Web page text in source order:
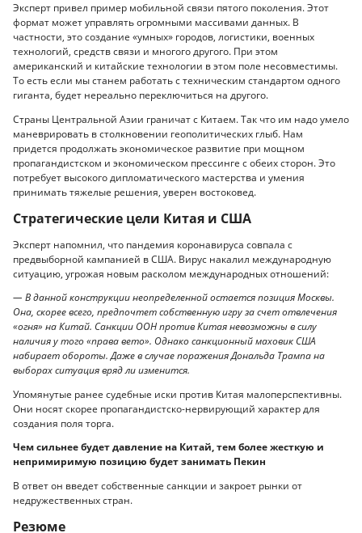
Эксперт привел пример мобильной связи пятого поколения. Этот
формат может управлять огромными массивами данных. В
частности, это создание «умных» городов, логистики, военных
технологий, средств связи и многого другого. При этом
американский и китайские технологии в этом поле несовместимы.
То есть если мы станем работать с техническим стандартом одного
гиганта, будет нереально переключиться на другого.
Страны Центральной Азии граничат с Китаем. Так что им надо умело
маневрировать в столкновении геополитических глыб. Нам
придется продолжать экономическое развитие при мощном
пропагандистском и экономическом прессинге с обеих сторон. Это
потребует высокого дипломатического мастерства и умения
принимать тяжелые решения, уверен востоковед.
Стратегические цели Китая и США
Эксперт напомнил, что пандемия коронавируса совпала с
предвыборной кампанией в США. Вирус накалил международную
ситуацию, угрожая новым расколом международных отношений:
— В данной конструкции неопределенной остается позиция Москвы.
Она, скорее всего, предпочтет собственную игру за счет отвлечения
«огня» на Китай. Санкции ООН против Китая невозможны в силу
наличия у того «права вето». Однако санкционный маховик США
набирает обороты. Даже в случае поражения Дональда Трампа на
выборах ситуация вряд ли изменится.
Упомянутые ранее судебные иски против Китая малоперспективны.
Они носят скорее пропагандистско-нервирующий характер для
создания поля торга.
Чем сильнее будет давление на Китай, тем более жесткую и
непримиримую позицию будет занимать Пекин
В ответ он введет собственные санкции и закроет рынки от
недружественных стран.
Резюме